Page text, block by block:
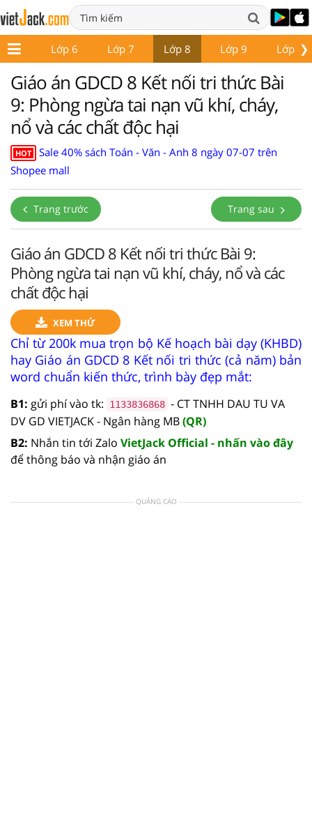
❯
5 Lớp 6 Lớp 7 Lớp 8 Lớp 9 Lớp 10
Giáo án GDCD 8 Kết nối tri thức Bài
9: Phòng ngừa tai nạn vũ khí, cháy,
nổ và các chất độc hại
HOT
Sale 40% sách Toán - Văn - Anh 8 ngày 07-07 trên
Shopee mall
Trang trước Trang sau
Giáo án GDCD 8 Kết nối tri thức Bài 9:
Phòng ngừa tai nạn vũ khí, cháy, nổ và các
chất độc hại
XEM THỬ
Chỉ từ 200k mua trọn bộ Kế hoạch bài dạy (KHBD)
hay Giáo án GDCD 8 Kết nối tri thức (cả năm) bản
word chuẩn kiến thức, trình bày đẹp mắt:
B1: gửi phí vào tk: 1133836868 - CT TNHH DAU TU VA
DV GD VIETJACK - Ngân hàng MB(QR)
B2: Nhắn tin tới Zalo VietJack Official - nhấn vào đây
để thông báo và nhận giáo án
QUẢNG CÁO